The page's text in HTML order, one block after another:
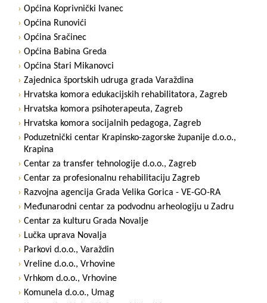
Općina Koprivnički Ivanec
Općina Runovići
Općina Sračinec
Općina Babina Greda
Općina Stari Mikanovci
Zajednica športskih udruga grada Varaždina
Hrvatska komora edukacijskih rehabilitatora, Zagreb
Hrvatska komora psihoterapeuta, Zagreb
Hrvatska komora socijalnih pedagoga, Zagreb
Poduzetnički centar Krapinsko-zagorske županije d.o.o.,
Krapina
Centar za transfer tehnologije d.o.o., Zagreb
Centar za profesionalnu rehabilitaciju Zagreb
Razvojna agencija Grada Velika Gorica - VE-GO-RA
Međunarodni centar za podvodnu arheologiju u Zadru
Centar za kulturu Grada Novalje
Lučka uprava Novalja
Parkovi d.o.o., Varaždin
Vreline d.o.o., Vrhovine
Vrhkom d.o.o., Vrhovine
Komunela d.o.o., Umag